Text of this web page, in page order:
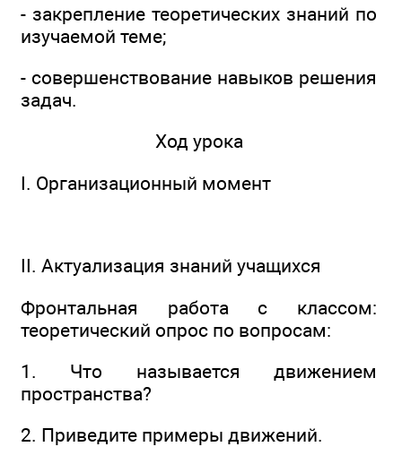
- закрепление теоретических знаний по
изучаемой теме;
- совершенствование навыков решения
задач.
Ход урока
I. Организационный момент
II. Актуализация знаний учащихся
Фронтальная работа с классом:
теоретический опрос по вопросам:
1. Что называется движением
пространства?
2. Приведите примеры движений.